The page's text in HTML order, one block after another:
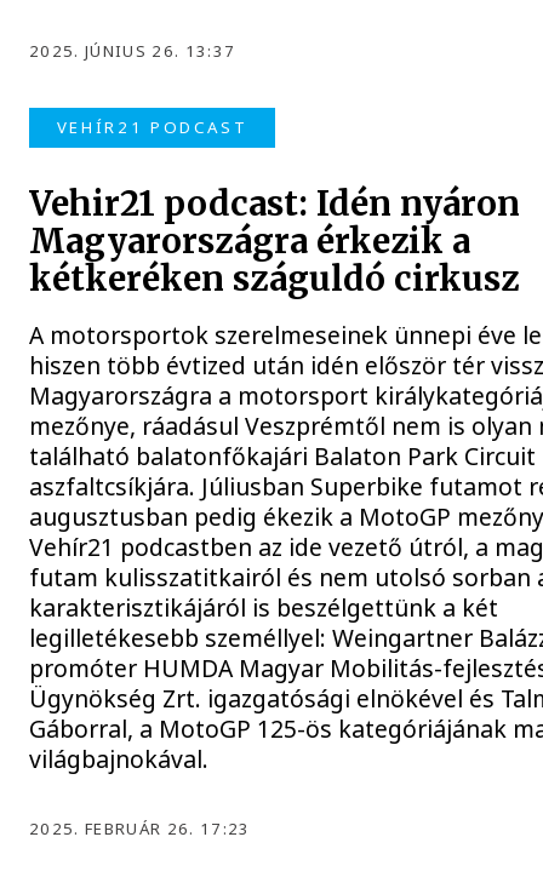
2025. JÚNIUS 26. 13:37
VEHÍR21 PODCAST
Vehir21 podcast: Idén nyáron
Magyarországra érkezik a
kétkeréken száguldó cirkusz
A motorsportok szerelmeseinek ünnepi éve
hiszen több évtized után idén először tér
Magyarországra a motorsport
mezőnye, ráadásul Veszprémtől nem is olyan
található balatonfőkajári Balaton Park Circuit
aszfaltcsíkjára. Júliusban Superbike futamot
augusztusban pedig ékezik a MotoGP
Vehír21 podcastben az ide vezető útról, a
futam kulisszatitkairól és nem utolsó sorban
karakterisztikájáról is beszélgettünk a két
legilletékesebb személlyel: Weingartner
promóter HUMDA Magyar Mobilitás-
Ügynökség Zrt. igazgatósági elnökével és
Gáborral, a MotoGP 125-ös kategóriájának
világbajnokával.
2025. FEBRUÁR 26. 17:23